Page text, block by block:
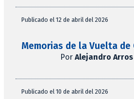
Publicado el 12 de abril del 2026
Memorias de la Vuelta de
Por Alejandro Arros
Publicado el 10 de abril del 2026